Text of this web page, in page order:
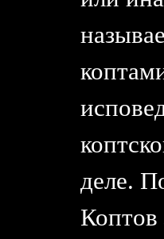
деле.
Коптов